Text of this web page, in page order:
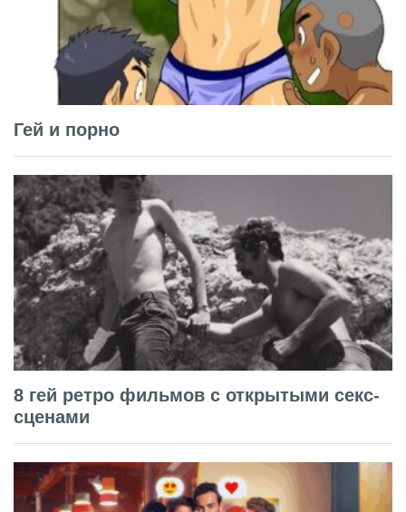
Гей и порно
8 гей ретро фильмов с открытыми секс-
сценами